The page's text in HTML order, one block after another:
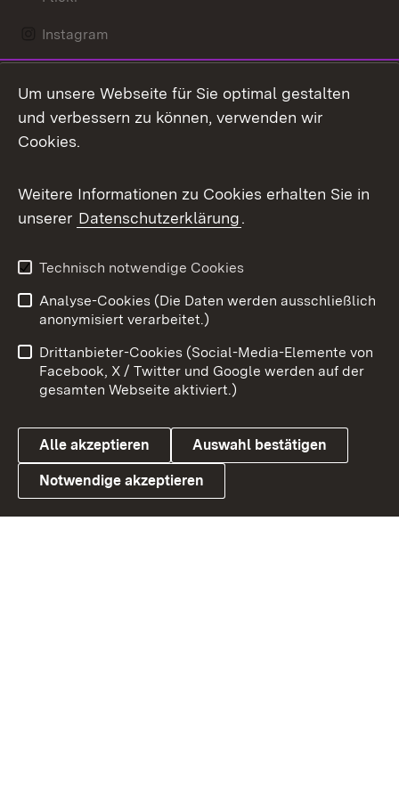
Instagram
Mastodon
Messenger
Social Wall
X / Twitter
Youtube
Link zum Landesportal
Benutzungshinweise
Barrierefreiheit
Datenschutz
Cookies
Um unsere Webseite für Sie optimal gestalten
und verbessern zu können, verwenden wir
Cookies.
Weitere Informationen zu Cookies erhalten Sie in
unserer Datenschutzerklärung.
Technisch notwendige Cookies
Analyse-Cookies (Die Daten werden ausschließlich
anonymisiert verarbeitet.)
Drittanbieter-Cookies (Social-Media-Elemente von
Facebook, X / Twitter und Google werden auf der
gesamten Webseite aktiviert.)
Alle akzeptieren Auswahl bestätigen
Notwendige akzeptieren